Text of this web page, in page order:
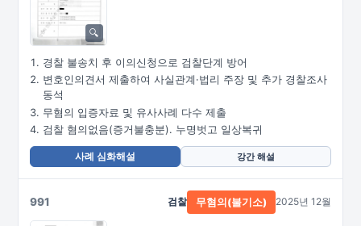
경찰 불송치 후 이의신청으로 검찰단계 방어
변호인의견서 제출하여 사실관계·법리 주장 및 추가 경찰조사
동석
무혐의 입증자료 및 유사사례 다수 제출
검찰 혐의없음(증거불충분). 누명벗고 일상복귀
사례 심화해설 강간 해설
991 검찰 무혐의(불기소) 2025년 12월